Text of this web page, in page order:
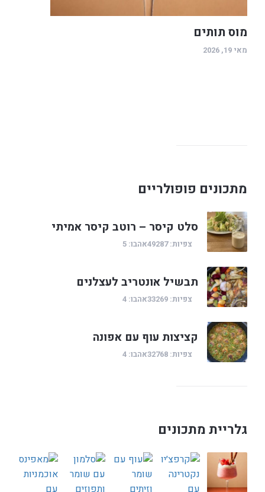
מוס תותים
מאי 19, 2026
מתכונים פופולריים
סלט קיסר – רוטב קיסר אמיתי
צפיות: 49287 אהבו: 5
תבשיל אונטריב לעצלנים
צפיות: 33269 אהבו: 4
קציצות עוף עם אפונה
צפיות: 32768 אהבו: 4
גלריית מתכונים